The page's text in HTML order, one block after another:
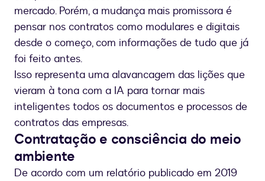
mercado. Porém, a mudança mais promissora é
pensar nos contratos como modulares e digitais
desde o começo, com informações de tudo que já
foi feito antes.
Isso representa uma alavancagem das lições que
vieram à tona com a IA para tornar mais
inteligentes todos os documentos e processos de
contratos das empresas.
Contratação e consciência do meio
ambiente
De acordo com um relatório publicado em 2019